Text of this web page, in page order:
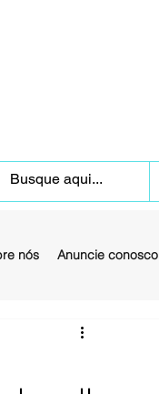
nós Anuncie conosco